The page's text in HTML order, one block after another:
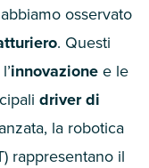
osservato
. Questi
innovazione e le
driver di
la robotica
rappresentano il